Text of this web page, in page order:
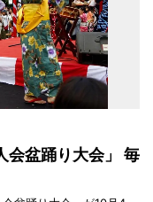
会盆踊り大会」 毎